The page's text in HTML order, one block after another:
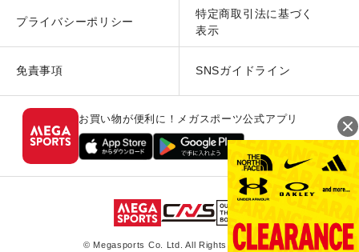
プライバシーポリシー
特定商取引法に基づく
表示
免責事項 SNSガイドライン
お買い物が便利に！メガスポーツ公式アプリ
© Megasports Co. Ltd. All Rights Reserved.